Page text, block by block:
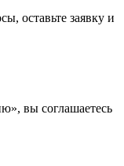
оставьте заявку и
вы соглашаетесь